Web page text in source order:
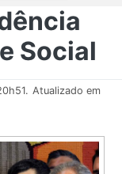
Social
Atualizado em